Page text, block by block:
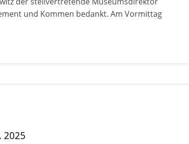
und Kommen bedankt. Am Vormittag
2025